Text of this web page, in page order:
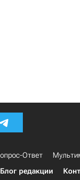
Ответ
Блог редакции